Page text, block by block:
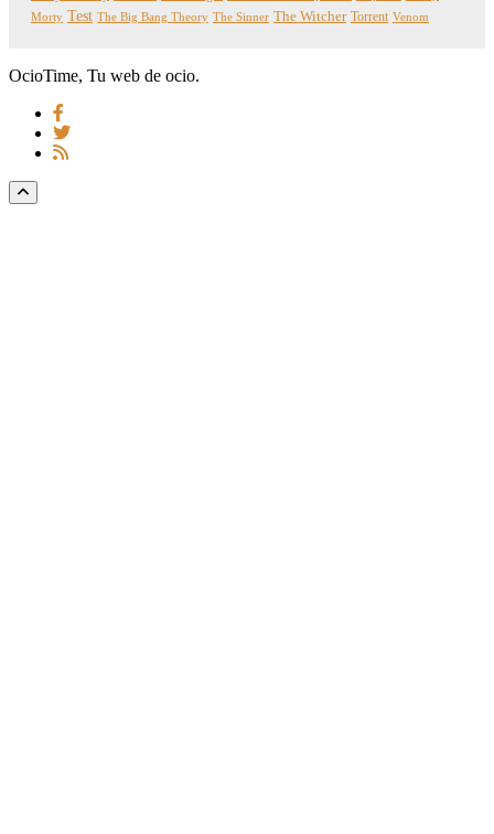
Morty Test The Big Bang Theory The Sinner The Witcher Torrent Venom
OcioTime, Tu web de ocio.